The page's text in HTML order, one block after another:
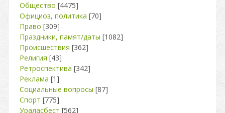
Общество [4475]
Официоз, политика [70]
Право [309]
Праздники, памят/даты [1082]
Происшествия [362]
Религия [43]
Ретроспектива [342]
Реклама [1]
Социальные вопросы [87]
Спорт [775]
Ураласбест [562]